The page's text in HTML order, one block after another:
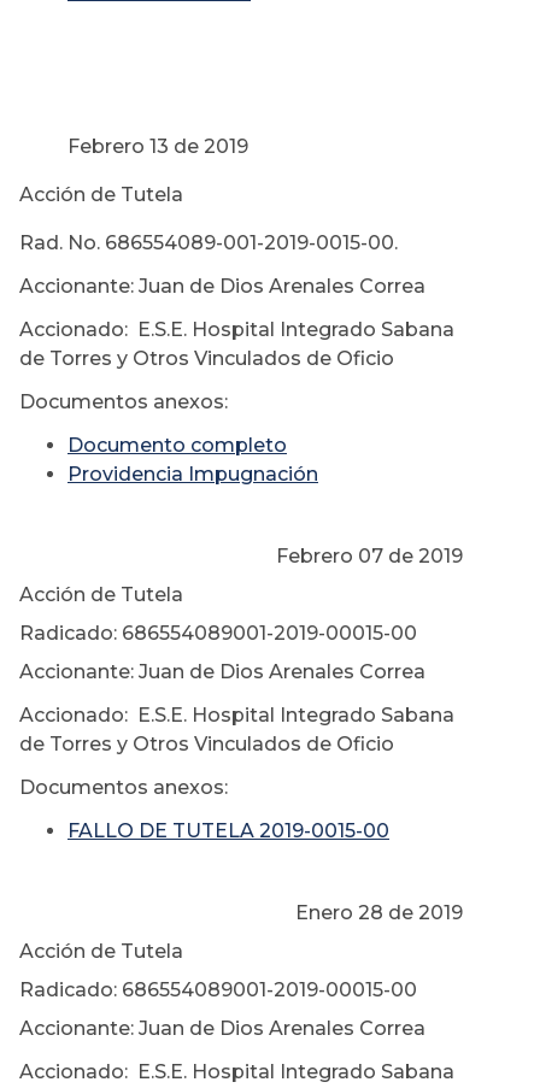
Febrero 13 de 2019
Acción de Tutela
Rad. No. 686554089-001-2019-0015-00.
Accionante: Juan de Dios Arenales Correa
Accionado: E.S.E. Hospital Integrado Sabana
de Torres y Otros Vinculados de Oficio
Documentos anexos:
Documento completo
Providencia Impugnación
Febrero 07 de 2019
Acción de Tutela
Radicado: 686554089001-2019-00015-00
Accionante: Juan de Dios Arenales Correa
Accionado: E.S.E. Hospital Integrado Sabana
de Torres y Otros Vinculados de Oficio
Documentos anexos:
FALLO DE TUTELA 2019-0015-00
Enero 28 de 2019
Acción de Tutela
Radicado: 686554089001-2019-00015-00
Accionante: Juan de Dios Arenales Correa
Accionado: E.S.E. Hospital Integrado Sabana